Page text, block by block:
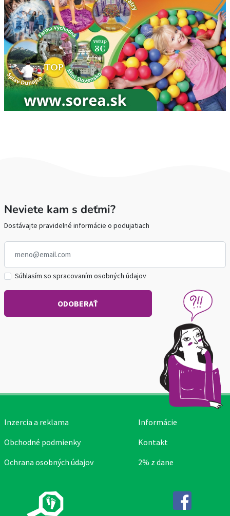
Neviete kam s deťmi?
Dostávajte pravidelné informácie o podujatiach
Súhlasím so spracovaním osobných údajov
Inzercia a reklama
Obchodné podmienky
Ochrana osobných údajov
Informácie
Kontakt
2% z dane